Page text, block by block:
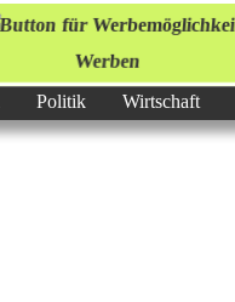
Werben
Politik Wirtschaft